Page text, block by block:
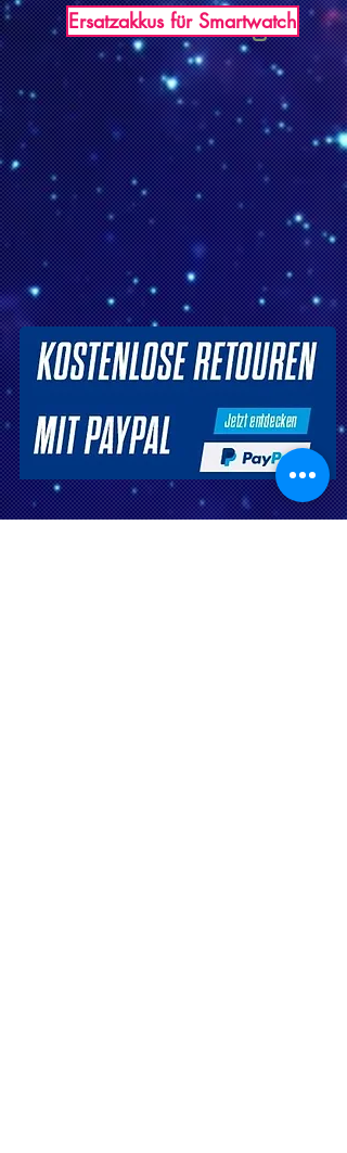
USB Germany
Ersatzakkus für Smartwatch